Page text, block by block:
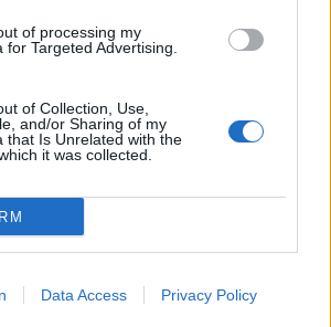
of processing my
for Targeted Advertising.
of Collection, Use,
and/or Sharing of my
that Is Unrelated with the
it was collected.
Data Access Privacy Policy